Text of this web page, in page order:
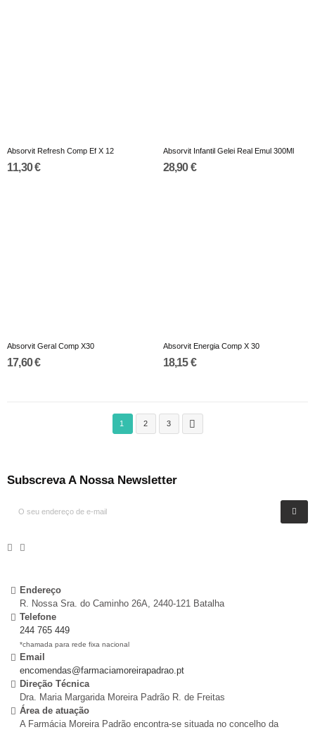
Absorvit Refresh Comp Ef X 12
11,30 €
Absorvit Infantil Gelei Real Emul 300Ml
28,90 €
Absorvit Geral Comp X30
17,60 €
Absorvit Energia Comp X 30
18,15 €
1 2 3 
Subscreva A Nossa Newsletter
Endereço
R. Nossa Sra. do Caminho 26A, 2440-121 Batalha
Telefone
244 765 449
*chamada para rede fixa nacional
Email
encomendas@farmaciamoreirapadrao.pt
Direção Técnica
Dra. Maria Margarida Moreira Padrão R. de Freitas
Área de atuação
A Farmácia Moreira Padrão encontra-se situada no concelho da